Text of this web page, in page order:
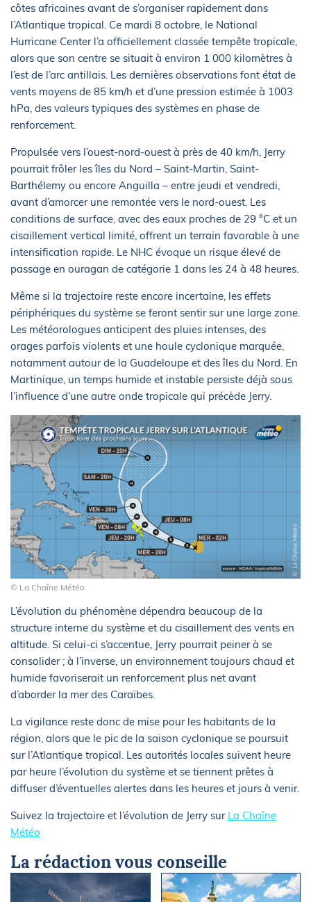
côtes africaines avant de s’organiser rapidement dans
l’Atlantique tropical. Ce mardi 8 octobre, le National
Hurricane Center l’a officiellement classée tempête tropicale,
alors que son centre se situait à environ 1 000 kilomètres à
l’est de l’arc antillais. Les dernières observations font état de
vents moyens de 85 km/h et d’une pression estimée à 1003
hPa, des valeurs typiques des systèmes en phase de
renforcement.
Propulsée vers l’ouest-nord-ouest à près de 40 km/h, Jerry
pourrait frôler les îles du Nord – Saint-Martin, Saint-
Barthélemy ou encore Anguilla – entre jeudi et vendredi,
avant d’amorcer une remontée vers le nord-ouest. Les
conditions de surface, avec des eaux proches de 29 °C et un
cisaillement vertical limité, offrent un terrain favorable à une
intensification rapide. Le NHC évoque un risque élevé de
passage en ouragan de catégorie 1 dans les 24 à 48 heures.
Même si la trajectoire reste encore incertaine, les effets
périphériques du système se feront sentir sur une large zone.
Les météorologues anticipent des pluies intenses, des
orages parfois violents et une houle cyclonique marquée,
notamment autour de la Guadeloupe et des îles du Nord. En
Martinique, un temps humide et instable persiste déjà sous
l’influence d’une autre onde tropicale qui précède Jerry.
© La Chaîne Météo
L’évolution du phénomène dépendra beaucoup de la
structure interne du système et du cisaillement des vents en
altitude. Si celui-ci s’accentue, Jerry pourrait peiner à se
consolider ; à l’inverse, un environnement toujours chaud et
humide favoriserait un renforcement plus net avant
d’aborder la mer des Caraïbes.
La vigilance reste donc de mise pour les habitants de la
région, alors que le pic de la saison cyclonique se poursuit
sur l’Atlantique tropical. Les autorités locales suivent heure
par heure l’évolution du système et se tiennent prêtes à
diffuser d’éventuelles alertes dans les heures et jours à venir.
Suivez la trajectoire et l’évolution de Jerry sur La Chaîne
Météo
La rédaction vous conseille